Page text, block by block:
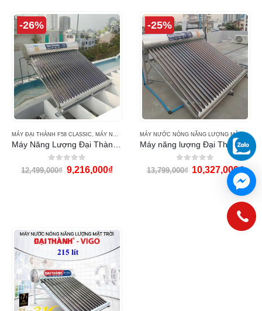
-26%
MÁY ĐẠI THÀNH F58 CLASSIC, MÁY NƯỚC NÓNG NĂNG LƯỢNG MẶT TRỜI ĐẠI THÀNH
0out of 5
12,499,000₫ 9,216,000₫
-25%
MÁY NƯỚC NÓNG NĂNG LƯỢNG MẶT TRỜI ĐẠI THÀNH
Máy năng lượng Đại Thành 300 lít
0out of 5
13,799,000₫ 10,327,000₫